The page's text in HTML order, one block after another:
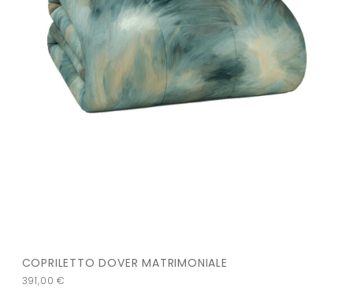
COPRILETTO DOVER MATRIMONIALE
391,00€